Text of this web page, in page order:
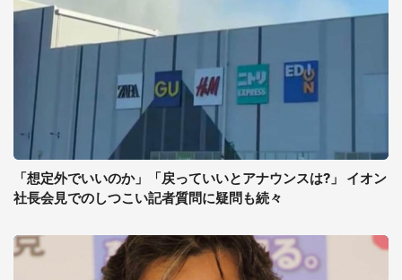
「想定外でいいのか」「戻っていいとアナウンスは?」 イオン
社長会見でのしつこい記者質問に疑問も続々